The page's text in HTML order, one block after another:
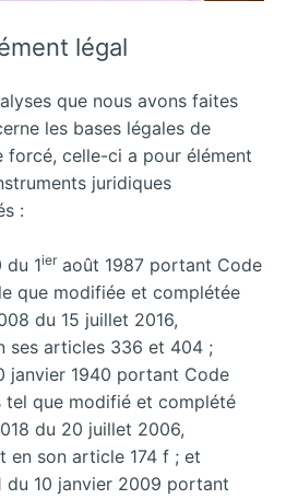
légal
que nous avons faites
les bases légales de
forcé, celle-ci a pour élément
juridiques
:
du 1ier août 1987 portant Code
que modifiée et complétée
du 15 juillet 2016,
ses articles 336 et 404 ;
janvier 1940 portant Code
tel que modifié et complété
du 20 juillet 2006,
en son article 174 f ; et
du 10 janvier 2009 portant